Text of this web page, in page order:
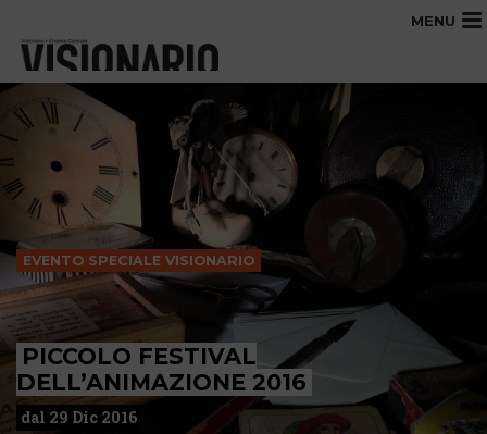
MENU
EVENTO SPECIALE VISIONARIO
PICCOLO FESTIVAL
DELL’ANIMAZIONE 2016
dal 29 Dic 2016